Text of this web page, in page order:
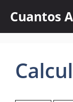
content
Cuantos